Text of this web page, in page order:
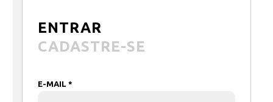
ENTRAR
CADASTRE-SE
E-MAIL *